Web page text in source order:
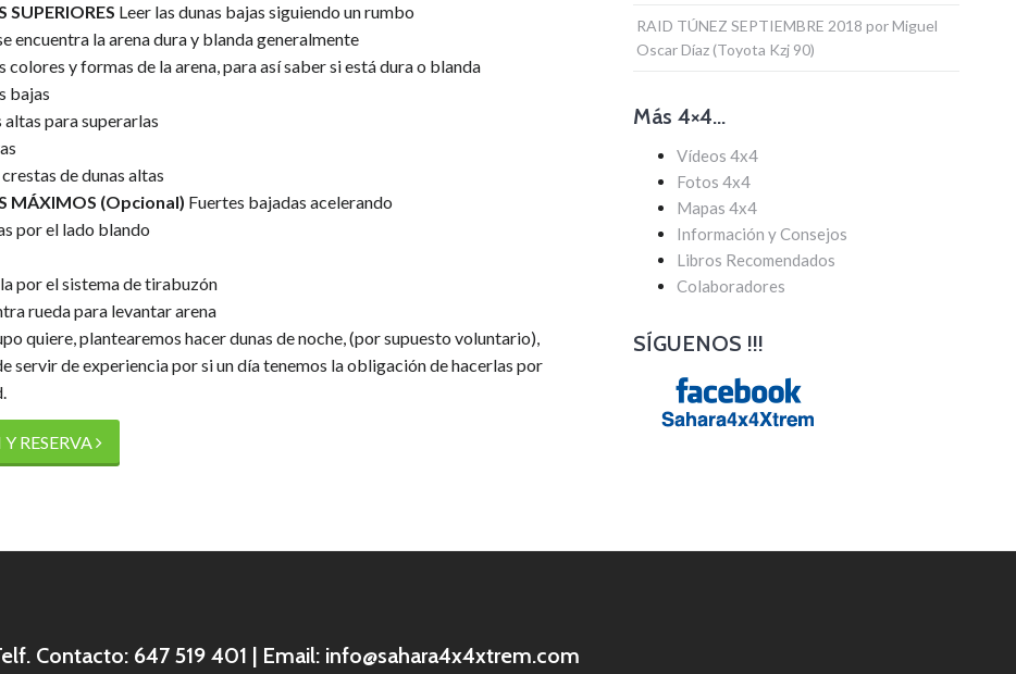
SUPERIORES Leer las dunas bajas siguiendo un rumbo
encuentra la arena dura y blanda generalmente
y formas de la arena, para así saber si está dura o blanda
bajas
altas para superarlas
de dunas altas
MÁXIMOS (Opcional) Fuertes bajadas acelerando
por el lado blando
por el sistema de tirabuzón
rueda para levantar arena
quiere, plantearemos hacer dunas de noche, (por supuesto voluntario),
servir de experiencia por si un día tenemos la obligación de hacerlas por
RESERVA
RAID TÚNEZ SEPTIEMBRE 2018 por Miguel
Oscar Díaz (Toyota Kzj 90)
Más 4×4…
Vídeos 4x4
Fotos 4x4
Mapas 4x4
Información y Consejos
Libros Recomendados
Colaboradores
SÍGUENOS !!!
Contacto: 647 519 401 | Email: info@sahara4x4xtrem.com